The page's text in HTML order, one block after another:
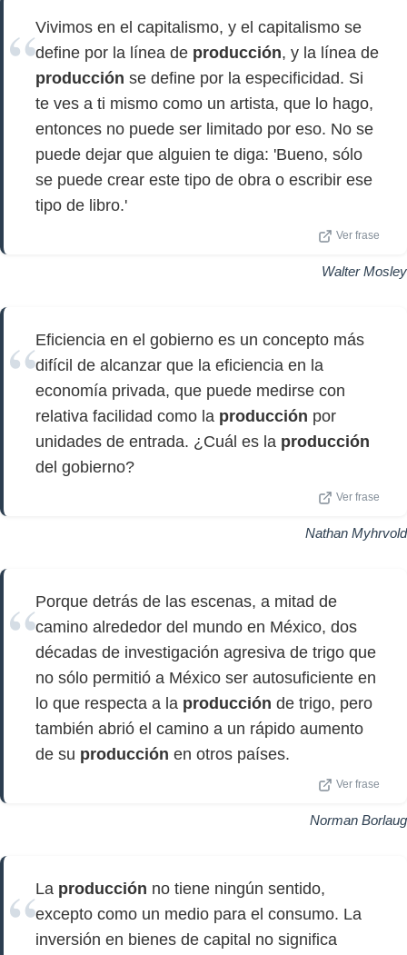
Vivimos en el capitalismo, y el capitalismo se
define por la línea de producción, y la línea de
producción se define por la especificidad. Si
te ves a ti mismo como un artista, que lo hago,
entonces no puede ser limitado por eso. No se
puede dejar que alguien te diga: 'Bueno, sólo
se puede crear este tipo de obra o escribir ese
tipo de libro.'
Ver frase
Walter Mosley
Eficiencia en el gobierno es un concepto más
difícil de alcanzar que la eficiencia en la
economía privada, que puede medirse con
relativa facilidad como la producción por
unidades de entrada. ¿Cuál es la producción
del gobierno?
Ver frase
Nathan Myhrvold
Porque detrás de las escenas, a mitad de
camino alrededor del mundo en México, dos
décadas de investigación agresiva de trigo que
no sólo permitió a México ser autosuficiente en
lo que respecta a la producción de trigo, pero
también abrió el camino a un rápido aumento
de su producción en otros países.
Ver frase
Norman Borlaug
La producción no tiene ningún sentido,
excepto como un medio para el consumo. La
inversión en bienes de capital no significa